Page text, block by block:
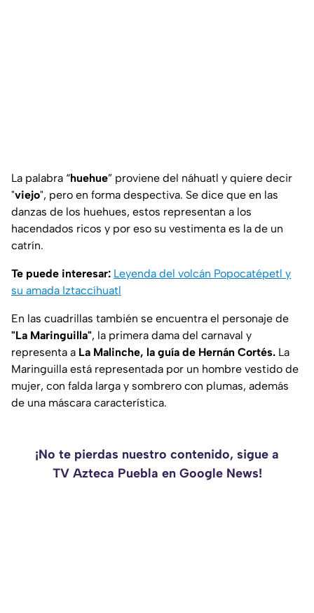
La palabra “huehue” proviene del náhuatl y quiere decir
"viejo", pero en forma despectiva. Se dice que en las
danzas de los huehues, estos representan a los
hacendados ricos y por eso su vestimenta es la de un
catrín.
Te puede interesar: Leyenda del volcán Popocatépetl y
su amada Iztaccíhuatl
En las cuadrillas también se encuentra el personaje de
"La Maringuilla", la primera dama del carnaval y
representa a La Malinche, la guía de Hernán Cortés. La
Maringuilla está representada por un hombre vestido de
mujer, con falda larga y sombrero con plumas, además
de una máscara característica.
¡No te pierdas nuestro contenido, sigue a
TV Azteca Puebla en Google News!